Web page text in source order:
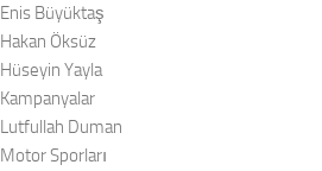
Enis Büyüktaş
Hakan Öksüz
Hüseyin Yayla
Kampanyalar
Lutfullah Duman
Motor Sporları